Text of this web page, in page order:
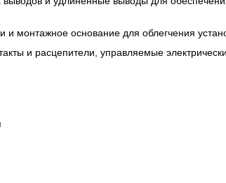
и монтажное основание для облегчения
и расцепители, управляемые